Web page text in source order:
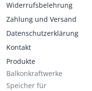
Widerrufsbelehrung
Zahlung und Versand
Datenschutzerklärung
Kontakt
Produkte
Balkonkraftwerke
Speicher für